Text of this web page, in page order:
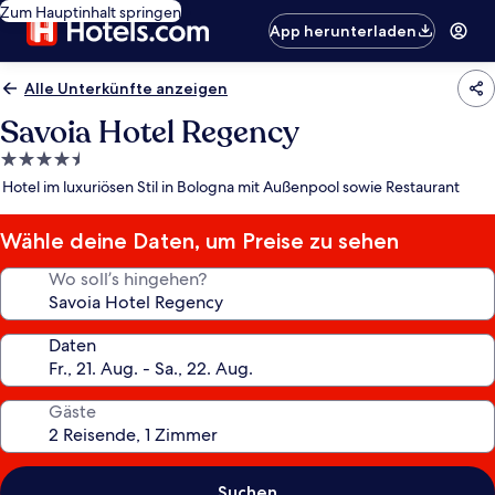
Zum Hauptinhalt springen
App herunterladen
Alle Unterkünfte anzeigen
Savoia Hotel Regency
4.5-
Sterne-
Hotel im luxuriösen Stil in Bologna mit Außenpool sowie Restaurant
Wähle deine Daten, um Preise zu sehen
Wo soll’s hingehen?
Daten
Gäste